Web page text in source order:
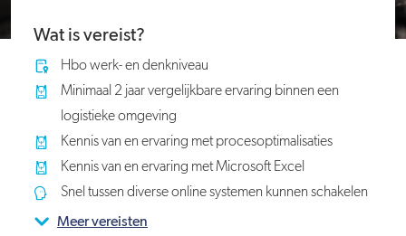
Wat is vereist?
Hbo werk- en denkniveau
Minimaal 2 jaar vergelijkbare ervaring binnen een
logistieke omgeving
Kennis van en ervaring met procesoptimalisaties
Kennis van en ervaring met Microsoft Excel
Snel tussen diverse online systemen kunnen schakelen
Meer vereisten